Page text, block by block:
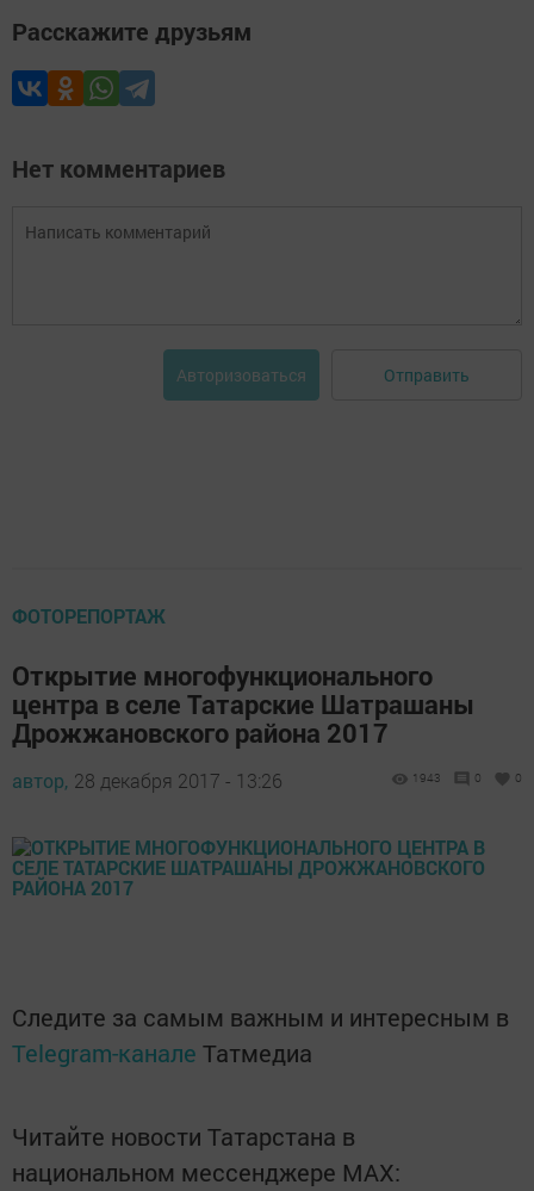
Расскажите друзьям
Нет комментариев
Авторизоваться Отправить
ФОТОРЕПОРТАЖ
Открытие многофункционального
центра в селе Татарские Шатрашаны
Дрожжановского района 2017
автор, 28 декабря 2017 - 13:26 1943 0 0
Следите за самым важным и интересным в
Telegram-канале Татмедиа
Читайте новости Татарстана в
национальном мессенджере MАХ: